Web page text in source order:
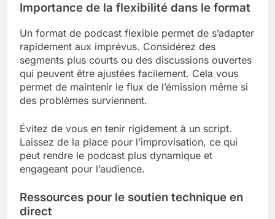
Importance de la flexibilité dans le format
Un format de podcast flexible permet de s’adapter
rapidement aux imprévus. Considérez des
segments plus courts ou des discussions ouvertes
qui peuvent être ajustées facilement. Cela vous
permet de maintenir le flux de l’émission même si
des problèmes surviennent.
Évitez de vous en tenir rigidement à un script.
Laissez de la place pour l’improvisation, ce qui
peut rendre le podcast plus dynamique et
engageant pour l’audience.
Ressources pour le soutien technique en
direct